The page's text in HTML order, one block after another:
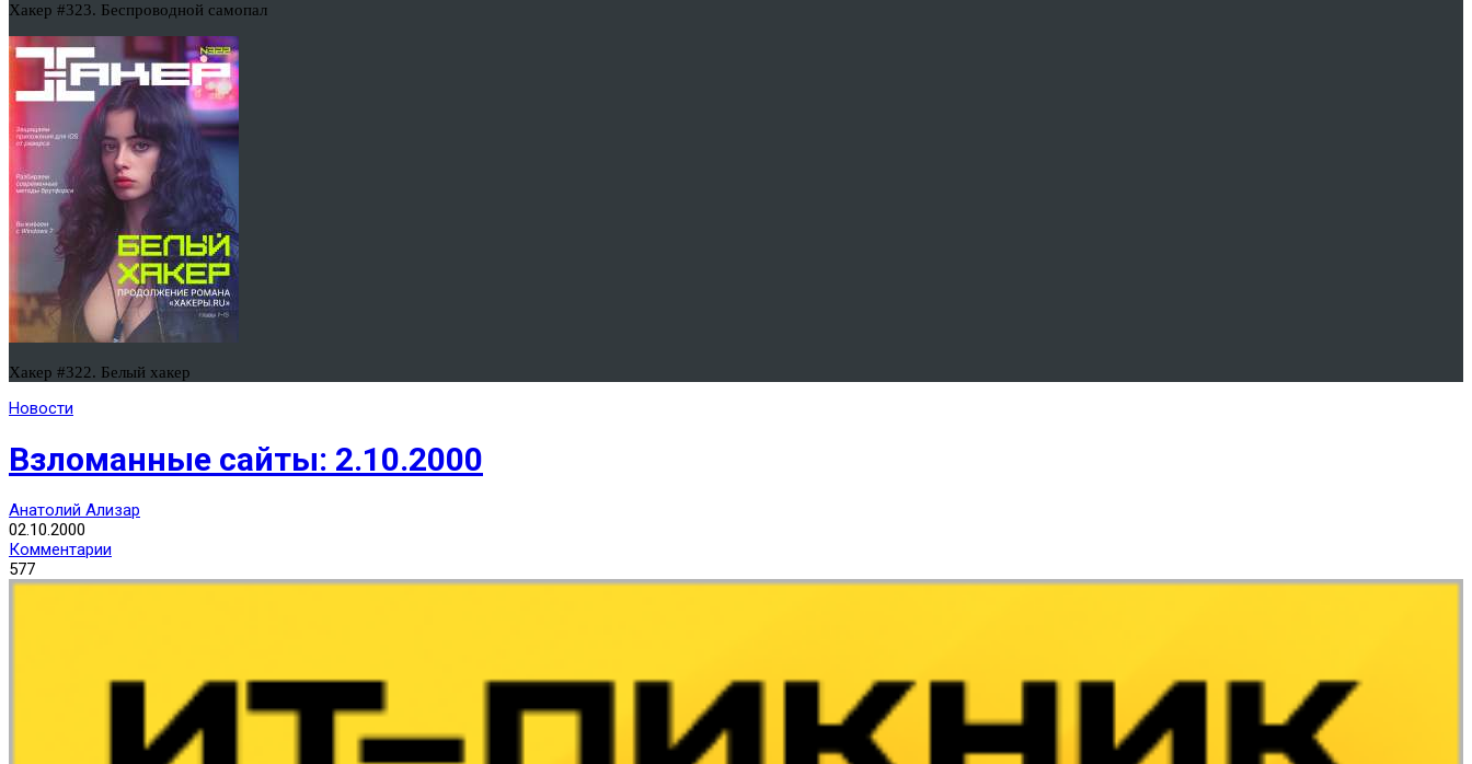
Хакер #323. Беспроводной самопал
Хакер #322. Белый хакер
Новости
Взломанные сайты: 2.10.2000
Анатолий Ализар
02.10.2000
Комментарии
577